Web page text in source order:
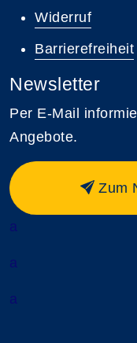
Widerruf
Barrierefreiheit
Newsletter
Per E-Mail
Angebote.
Zum
a
a
a